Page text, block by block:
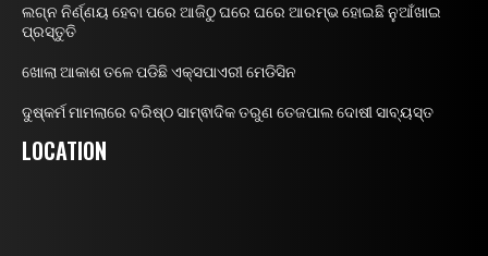
ଲଗ୍ନ ନିର୍ଣ୍ଣୟ ହେବା ପରେ ଆଜିଠୁ ଘରେ ଘରେ ଆରମ୍ଭ ହୋଇଛି ନୁଆଁଖାଇ
ପ୍ରସ୍ତୁତି
ଖୋଲା ଆକାଶ ତଳେ ପଡିଛି ଏକ୍ସପାଏରୀ ମେଡିସିନ
ଦୁଷ୍କର୍ମ ମାମଲାରେ ବରିଷ୍ଠ ସାମ୍ଵାଦିକ ତରୁଣ ତେଜପାଲ ଦୋଷୀ ସାବ୍ୟସ୍ତ
LOCATION